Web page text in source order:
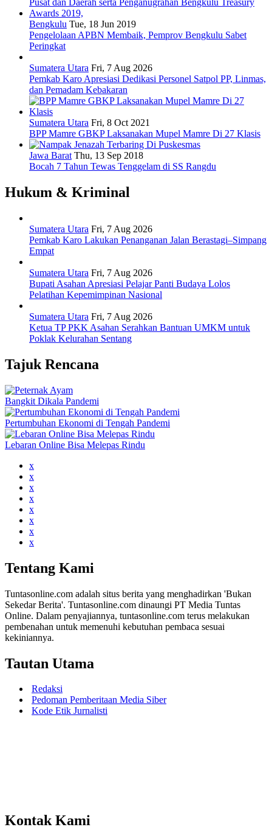
Bengkulu Tue, 18 Jun 2019
Pengelolaan APBN Membaik, Pemprov Bengkulu Sabet
Peringkat
Sumatera Utara Fri, 7 Aug 2026
Pemkab Karo Apresiasi Dedikasi Personel Satpol PP, Linmas,
dan Pemadam Kebakaran
Sumatera Utara Fri, 8 Oct 2021
BPP Mamre GBKP Laksanakan Mupel Mamre Di 27 Klasis
Jawa Barat Thu, 13 Sep 2018
Bocah 7 Tahun Tewas Tenggelam di SS Rangdu
Hukum & Kriminal
Sumatera Utara Fri, 7 Aug 2026
Pemkab Karo Lakukan Penanganan Jalan Berastagi–Simpang
Empat
Sumatera Utara Fri, 7 Aug 2026
Bupati Asahan Apresiasi Pelajar Panti Budaya Lolos
Pelatihan Kepemimpinan Nasional
Sumatera Utara Fri, 7 Aug 2026
Ketua TP PKK Asahan Serahkan Bantuan UMKM untuk
Poklak Kelurahan Sentang
Tajuk Rencana
Bangkit Dikala Pandemi
Pertumbuhan Ekonomi di Tengah Pandemi
Lebaran Online Bisa Melepas Rindu
x
x
x
x
x
x
x
x
Tentang Kami
Tuntasonline.com adalah situs berita yang menghadirkan 'Bukan
Sekedar Berita'. Tuntasonline.com dinaungi PT Media Tuntas
Online. Dalam penyajiannya, tuntasonline.com terus melakukan
pembenahan untuk memenuhi kebutuhan pembaca sesuai
kekiniannya.
Tautan Utama
Redaksi
Pedoman Pemberitaan Media Siber
Kode Etik Jurnalisti
Kontak Kami